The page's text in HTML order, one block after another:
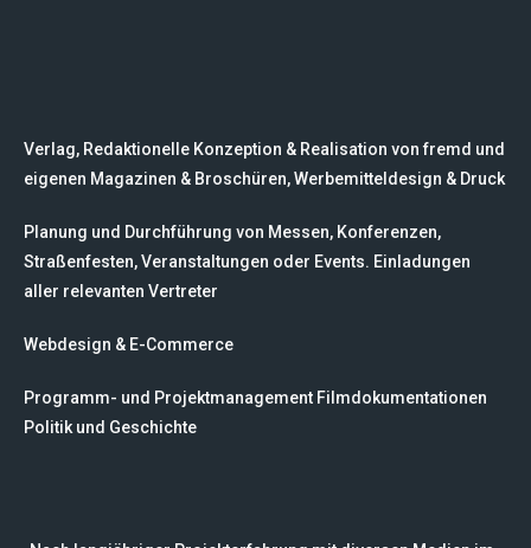
Verlag, Redaktionelle Konzeption & Realisation von fremd und
eigenen Magazinen & Broschüren, Werbemitteldesign & Druck
Planung und Durchführung von Messen, Konferenzen,
Straßenfesten, Veranstaltungen oder Events. Einladungen
aller relevanten Vertreter
Webdesign & E-Commerce
Programm- und Projektmanagement Filmdokumentationen
Politik und Geschichte